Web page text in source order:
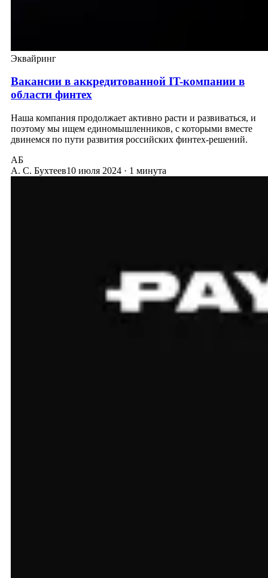
Эквайринг
Вакансии в аккредитованной IT-компании в
области финтех
Наша компания продолжает активно расти и развиваться, и
поэтому мы ищем единомышленников, с которыми вместе
двинемся по пути развития российских финтех-решений.
АБ
А. С. Бухтеев10 июля 2024 · 1 минута